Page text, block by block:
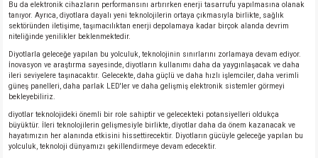
Bu da elektronik cihazların performansını artırırken enerji tasarrufu yapılmasına olanak
tanıyor. Ayrıca, diyotlara dayalı yeni teknolojilerin ortaya çıkmasıyla birlikte, sağlık
sektöründen iletişime, taşımacılıktan enerji depolamaya kadar birçok alanda devrim
niteliğinde yenilikler beklenmektedir.
Diyotlarla geleceğe yapılan bu yolculuk, teknolojinin sınırlarını zorlamaya devam ediyor.
İnovasyon ve araştırma sayesinde, diyotların kullanımı daha da yaygınlaşacak ve daha
ileri seviyelere taşınacaktır. Gelecekte, daha güçlü ve daha hızlı işlemciler, daha verimli
güneş panelleri, daha parlak LED'ler ve daha gelişmiş elektronik sistemler görmeyi
bekleyebiliriz.
diyotlar teknolojideki önemli bir role sahiptir ve gelecekteki potansiyelleri oldukça
büyüktür. İleri teknolojilerin gelişmesiyle birlikte, diyotlar daha da önem kazanacak ve
hayatımızın her alanında etkisini hissettirecektir. Diyotların gücüyle geleceğe yapılan bu
yolculuk, teknoloji dünyamızı şekillendirmeye devam edecektir.